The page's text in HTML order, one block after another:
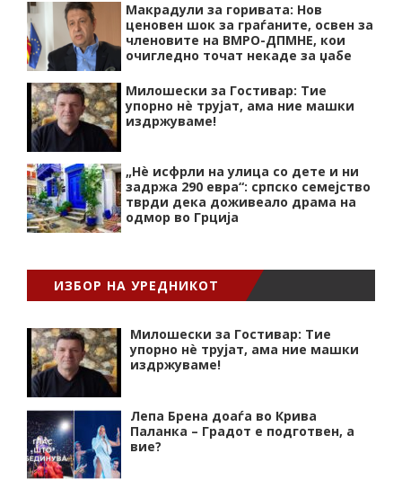
Макрадули за горивата: Нов
ценовен шок за граѓаните, освен за
членовите на ВМРО-ДПМНЕ, кои
очигледно точат некаде за џабе
Милошески за Гостивар: Тие
упорно нѐ трујат, ама ние машки
издржуваме!
„Нѐ исфрли на улица со дете и ни
задржа 290 евра“: српско семејство
тврди дека доживеало драма на
одмор во Грција
ИЗБОР НА УРЕДНИКОТ
Милошески за Гостивар: Тие
упорно нѐ трујат, ама ние машки
издржуваме!
Лепа Брена доаѓа во Крива
Паланка – Градот е подготвен, а
вие?